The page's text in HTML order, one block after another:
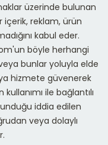
üzerinde bulunan
reklam, ürün
kabul eder.
böyle herhangi
bunlar yoluyla elde
hizmete güvenerek
ile bağlantılı
iddia edilen
veya dolaylı